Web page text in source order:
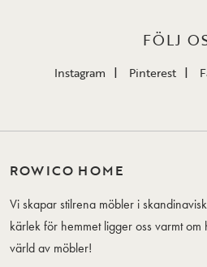
FÖLJ
Instagram Pinterest
ROWICO HOME
Vi skapar stilrena möbler i
kärlek för hemmet ligger oss varmt om
värld av möbler!